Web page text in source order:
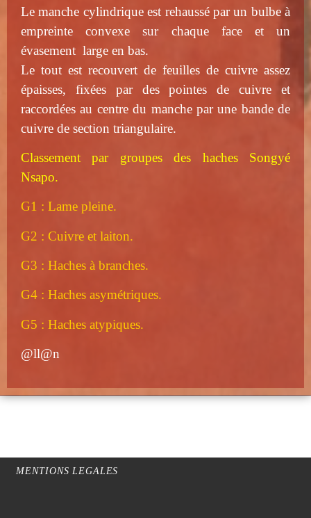
Le manche cylindrique est rehaussé par un bulbe à
empreinte convexe sur chaque face et un
évasement large en bas.
Le tout est recouvert de feuilles de cuivre assez
épaisses, fixées par des pointes de cuivre et
raccordées au centre du manche par une bande de
cuivre de section triangulaire.
Classement par groupes des haches Songyé
Nsapo.
G1 : Lame pleine.
G2 : Cuivre et laiton.
G3 : Haches à branches.
G4 : Haches asymétriques.
G5 : Haches atypiques.
@ll@n
MENTIONS LEGALES